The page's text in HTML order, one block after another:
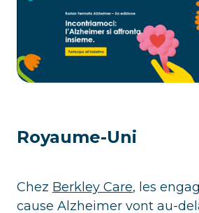
Royaume-Uni
Chez Berkley Care, les
cause Alzheimer vont au-